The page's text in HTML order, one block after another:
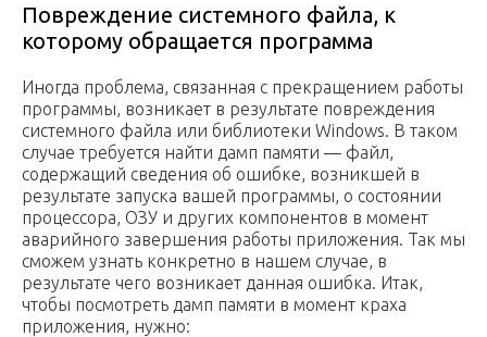
Повреждение системного файла, к
которому обращается программа
Иногда проблема, связанная с прекращением работы
программы, возникает в результате повреждения
системного файла или библиотеки Windows. В таком
случае требуется найти дамп памяти — файл,
содержащий сведения об ошибке, возникшей в
результате запуска вашей программы, о состоянии
процессора, ОЗУ и других компонентов в момент
аварийного завершения работы приложения. Так мы
сможем узнать конкретно в нашем случае, в
результате чего возникает данная ошибка. Итак,
чтобы посмотреть дамп памяти в момент краха
приложения, нужно: